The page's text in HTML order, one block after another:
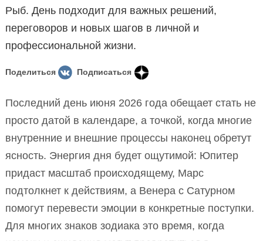
Рыб. День подходит для важных решений,
переговоров и новых шагов в личной и
профессиональной жизни.
Поделиться Подписаться
Последний день июня 2026 года обещает стать не
просто датой в календаре, а точкой, когда многие
внутренние и внешние процессы наконец обретут
ясность. Энергия дня будет ощутимой: Юпитер
придаст масштаб происходящему, Марс
подтолкнет к действиям, а Венера с Сатурном
помогут перевести эмоции в конкретные поступки.
Для многих знаков зодиака это время, когда